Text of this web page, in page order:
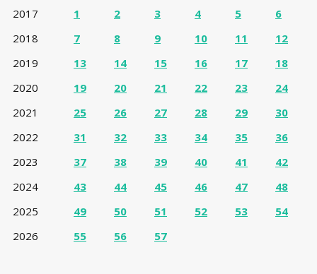
2017 1 2 3 4 5
6
2018
7 8 9 10 11
12
2019
13 14 15 16 17
18
2020
19 20 21 22 23
24
2021
25 26 27 28 29
30
2022
31 32 33 34 35
36
2023
37 38 39 40 41
42
2024
43 44 45 46 47
48
2025
49 50 51 52 53
54
2026
55 56 57